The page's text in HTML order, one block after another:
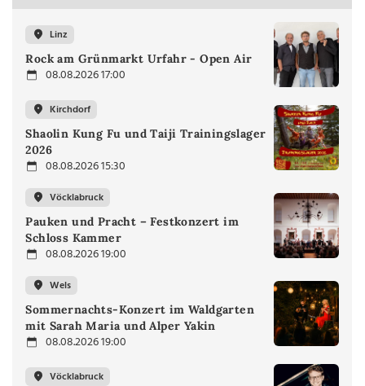
Linz
Rock am Grünmarkt Urfahr - Open Air
08.08.2026 17:00
Kirchdorf
Shaolin Kung Fu und Taiji Trainingslager
2026
08.08.2026 15:30
Vöcklabruck
Pauken und Pracht – Festkonzert im
Schloss Kammer
08.08.2026 19:00
Wels
Sommernachts-Konzert im Waldgarten
mit Sarah Maria und Alper Yakin
08.08.2026 19:00
Vöcklabruck